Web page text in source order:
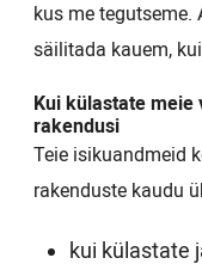
kus me tegutseme.
säilitada kauem,
Kui külastate meie
rakendusi
Teie isikuandmeid
rakenduste kaudu
kui külastate